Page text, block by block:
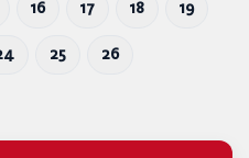
16 17 18 19
25 26